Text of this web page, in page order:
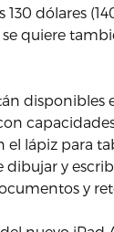
dólares
se quiere
disponibles
el lápiz para
y
y